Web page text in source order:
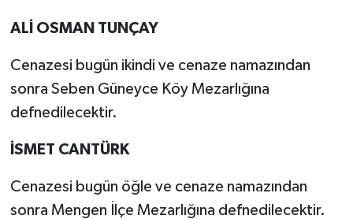
ALİ OSMAN TUNÇAY
Cenazesi bugün ikindi ve cenaze namazından
sonra Seben Güneyce Köy Mezarlığına
defnedilecektir.
İSMET CANTÜRK
Cenazesi bugün öğle ve cenaze namazından
sonra Mengen İlçe Mezarlığına defnedilecektir.